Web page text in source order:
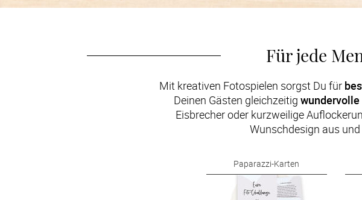
Für jede
Mit kreativen Fotospielen sorgst Du für
Deinen Gästen gleichzeitig
Eisbrecher oder kurzweilige
Wunschdesign aus
Paparazzi-Karten